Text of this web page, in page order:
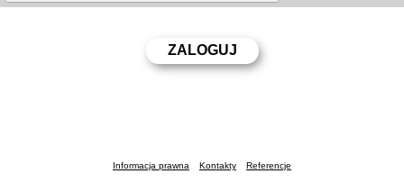
Informacja prawna Kontakty Referencje